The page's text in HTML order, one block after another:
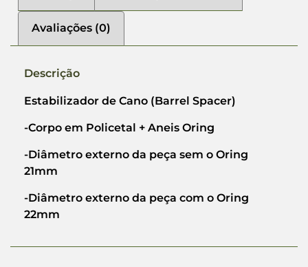
Avaliações (0)
Descrição
Estabilizador de Cano (Barrel Spacer)
-Corpo em Policetal + Aneis Oring
-Diâmetro externo da peça sem o Oring
21mm
-Diâmetro externo da peça com o Oring
22mm